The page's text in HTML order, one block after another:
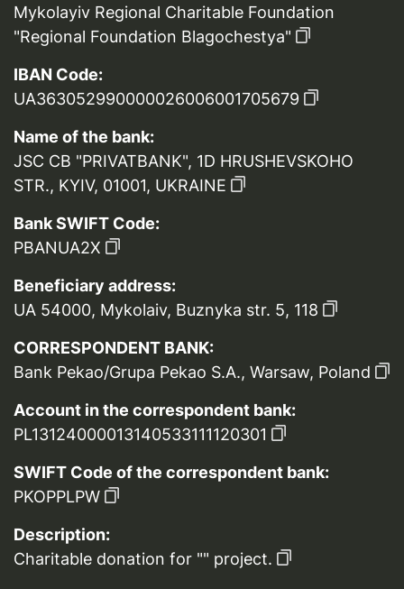
Mykolayiv Regional Charitable Foundation
"Regional Foundation Blagochestya"
IBAN Code:
UA363052990000026006001705679
Name of the bank:
JSC CB "PRIVATBANK", 1D HRUSHEVSKOHO
STR., KYIV, 01001, UKRAINE
Bank SWIFT Code:
PBANUA2X
Beneficiary address:
UA 54000, Mykolaiv, Buznyka str. 5, 118
CORRESPONDENT BANK:
Bank Pekao/Grupa Pekao S.A., Warsaw, Poland
Account in the correspondent bank:
PL13124000013140533111120301
SWIFT Code of the correspondent bank:
PKOPPLPW
Description:
Charitable donation for "" project.